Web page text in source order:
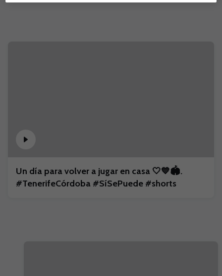
Un día para volver a jugar en casa 🤍💙🏟️.
#TenerifeCórdoba #SíSePuede #shorts